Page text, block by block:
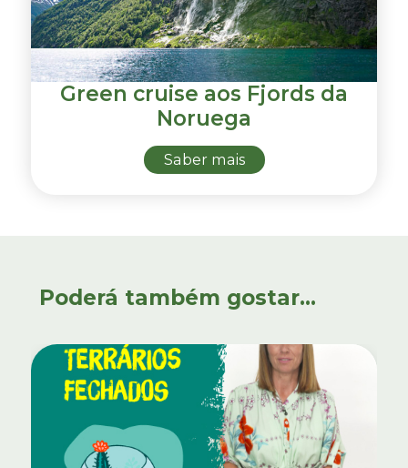
Green cruise aos Fjords da
Noruega
Saber mais
Poderá também gostar...